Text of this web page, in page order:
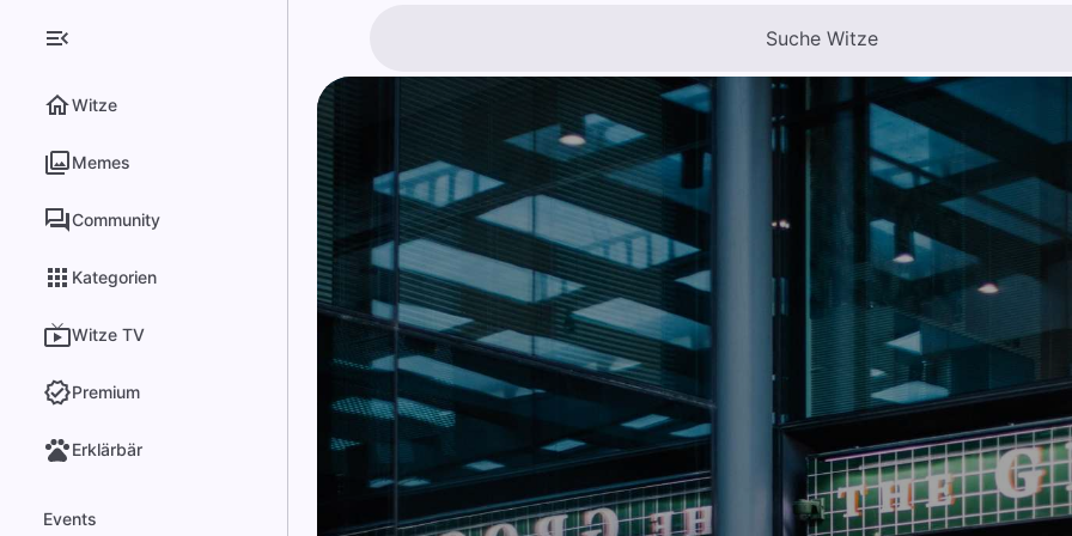
Witze
Memes
Community
Kategorien
Witze TV
Premium
Erklärbär
Events